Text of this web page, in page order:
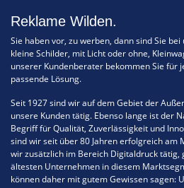
Reklame Wilden.
Sie haben vor, zu werben, dann sind Sie
kleine Schilder, mit Licht oder ohne,
unserer Kundenberater bekommen Sie für
passende Lösung.
Seit 1927 sind wir auf dem Gebiet der
unsere Kunden tätig. Ebenso lange ist der
Begriff für Qualität, Zuverlässigkeit und
sind wir seit über 80 Jahren erfolgreich am
wir zusätzlich im Bereich Digitaldruck
ältesten Unternehmen in diesem
können daher mit gutem Gewissen sagen: